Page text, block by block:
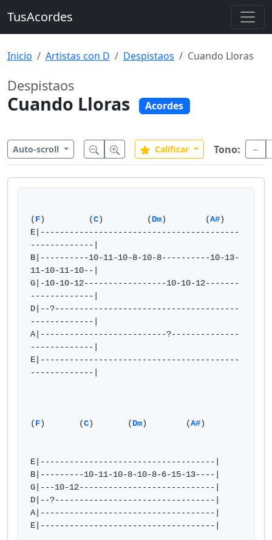
TusAcordes
Inicio Artistas con D Despistaos Cuando Lloras
Despistaos
Cuando Lloras Acordes
Auto-scroll Calificar Tono:
(F)         (C)         (Dm)        (A#)
E|-----------------------------------------
-------------|
B|----------10-11-10-8-10-8----------10-13-
11-10-11-10--|
G|-10-10-12-----------------10-10-12-------
-------------|
D|--?--------------------------------------
-------------|
A|--------------------------?--------------
-------------|
E|-----------------------------------------
-------------|
(F)       (C)       (Dm)        (A#)
E|------------------------------------|
B|---------10-11-10-8-10-8-6-15-13----|
G|---10-12----------------------------|
D|--?---------------------------------|
A|------------------------------------|
E|------------------------------------|